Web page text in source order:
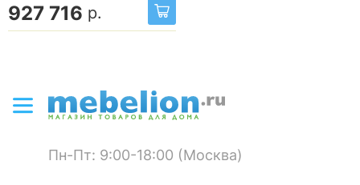
927 716 р.
Пн-Пт: 9:00-18:00 (Москва)